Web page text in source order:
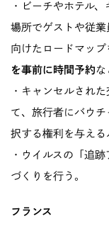
・ビーチやホテル
場所でゲストや従業
向けたロードマップ
を事前に時間予約な
・キャンセルされ
て、旅行者にバウ
択する権利を与える
・ウイルスの「追
づくりを行う。
フランス